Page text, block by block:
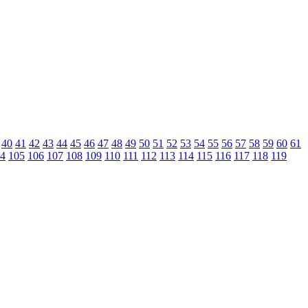
40 41 42 43 44 45 46 47 48 49 50 51 52 53 54 55 56 57 58 59 60 61
105 106 107 108 109 110 111 112 113 114 115 116 117 118 119